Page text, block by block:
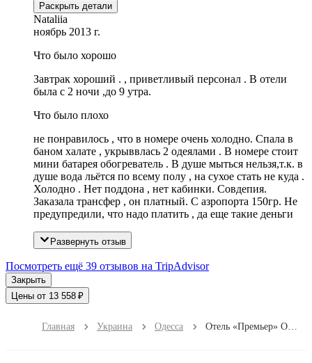
Раскрыть детали
Nataliia
ноябрь 2013 г.
Что было хорошо
Завтрак хороший . , приветливый персонал . В отели
была с 2 ночи ,до 9 утра.
Что было плохо
не понравилось , что в номере очень холодно. Спала в
баном халате , укрыввлась 2 одеялами . В номере стоит
мини батарея обогреватель . В душе мыться нельзя,т.к. в
душе вода льётся по всему полу , на сухое стать не куда .
Холодно . Нет поддона , нет кабинки. Совдепия.
Заказала трансфер , он платный. С азропорта 150гр. Не
предупредили, что надо платить , да еще такие деньги
Развернуть отзыв
Посмотреть ещё 39 отзывов на TripAdvisor
Закрыть
Цены от 13 558 ₽
Главная Украина Одесса Отель «Премьер» Одесса